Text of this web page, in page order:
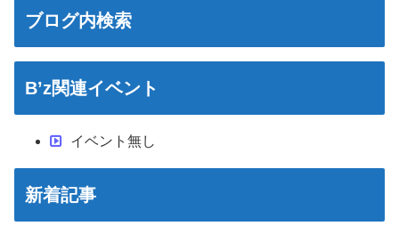
ブログ内検索
B’z関連イベント
イベント無し
新着記事